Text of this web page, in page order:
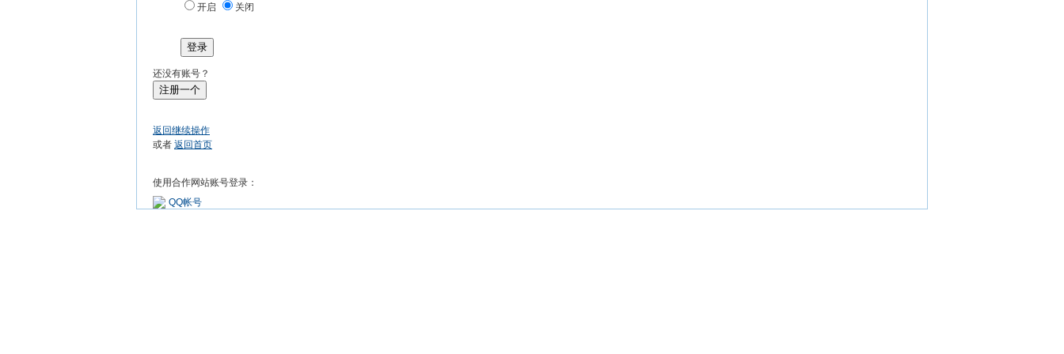
开启
关闭
登录
还没有账号？
注册一个
返回继续操作
或者 返回首页
使用合作网站账号登录：
QQ帐号